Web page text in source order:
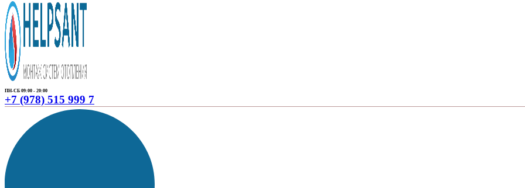
ПН-СБ 09:00 - 20:00
+7 (978) 515 999 7